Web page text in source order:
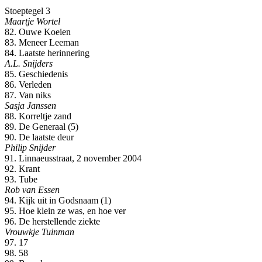
Stoeptegel 3
Maartje Wortel
82. Ouwe Koeien
83. Meneer Leeman
84. Laatste herinnering
A.L. Snijders
85. Geschiedenis
86. Verleden
87. Van niks
Sasja Janssen
88. Korreltje zand
89. De Generaal (5)
90. De laatste deur
Philip Snijder
91. Linnaeusstraat, 2 november 2004
92. Krant
93. Tube
Rob van Essen
94. Kijk uit in Godsnaam (1)
95. Hoe klein ze was, en hoe ver
96. De herstellende ziekte
Vrouwkje Tuinman
97. 17
98. 58